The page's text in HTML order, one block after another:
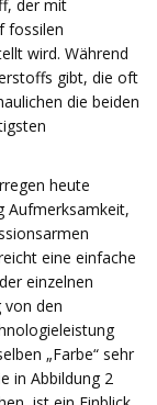
der mit
fossilen
wird. Während
gibt, die oft
die beiden
heute
Aufmerksamkeit,
eine einfache
einzelnen
von den
„Farbe“ sehr
in Abbildung 2